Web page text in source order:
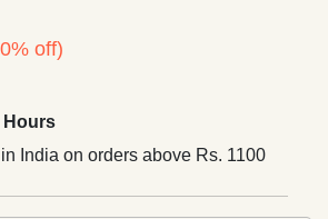
off)
Hours
in India on orders above Rs. 1100